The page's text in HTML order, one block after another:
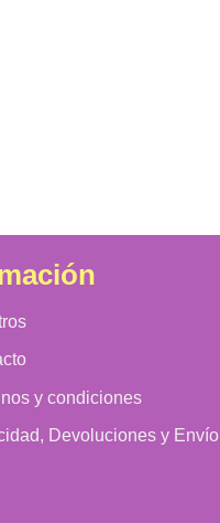
y condiciones
Devoluciones y Envío